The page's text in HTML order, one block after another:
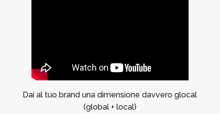
Dai al tuo brand una dimensione davvero glocal
(global + local)